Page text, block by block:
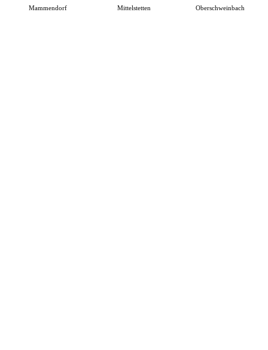
Mammendorf Mittelstetten Oberschweinbach